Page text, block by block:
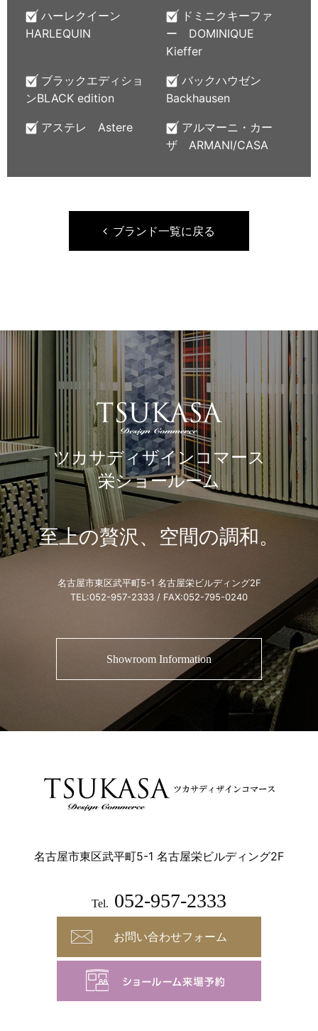
ハーレクイーン
HARLEQUIN
ドミニクキーファ
ー DOMINIQUE
Kieffer
ブラックエディショ
ンBLACK edition
バックハウゼン
Backhausen
アステレ Astere
アルマーニ・カー
ザ ARMANI/CASA
ブランド一覧に戻る
ツカサディザインコマース
栄ショールーム
至上の贅沢、空間の調和。
名古屋市東区武平町5-1 名古屋栄ビルディング2F
TEL:052-957-2333 / FAX:052-795-0240
Showroom Information
名古屋市東区武平町5-1 名古屋栄ビルディング2F
Tel. 052-957-2333
お問い合わせフォーム